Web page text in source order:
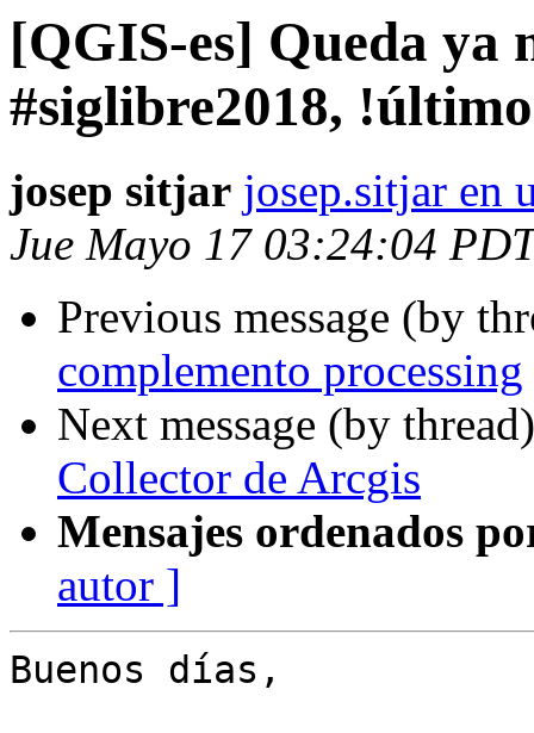
[QGIS-es] Queda ya
#siglibre2018,
josep sitjar josep.sitjar en
Jue Mayo 17 03:24:04
Previous message (by
complemento processing
Next message (by
Collector de Arcgis
Mensajes ordenados
autor ]
Buenos días,